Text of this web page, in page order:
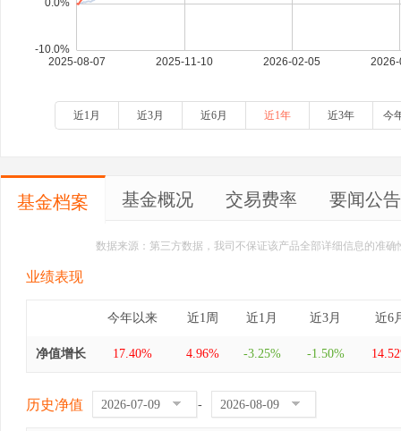
近1月 近3月 近6月 近1年 近3年 今
基金档案 基金概况 交易费率 要闻公告
数据来源：第三方数据，我司不保证该产品全部详细信息的准
业绩表现
今年以来 近1周 近1月 近3月 近6
净值增长 17.40% 4.96% -3.25% -1.50%
历史净值 -